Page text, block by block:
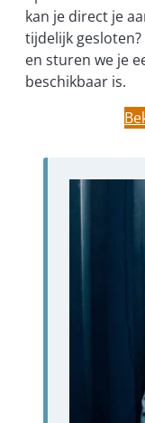
kan je direct je
tijdelijk
en sturen we je
beschikbaar is.